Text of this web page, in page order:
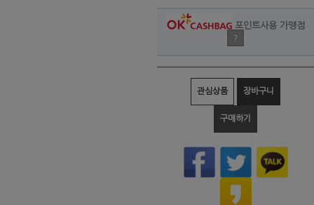
포인트사용 가맹점
?
관심상품 장바구니
구매하기